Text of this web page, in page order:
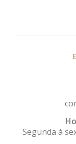
Segunda à